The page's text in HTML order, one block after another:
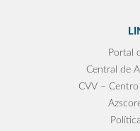
Portal
Central de
CVV –